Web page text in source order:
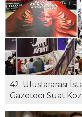
42. Uluslararası
Gazeteci Suat